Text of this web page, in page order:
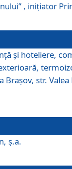
, iniţiator
şi hoteliere,
str. Valea
ş.a.